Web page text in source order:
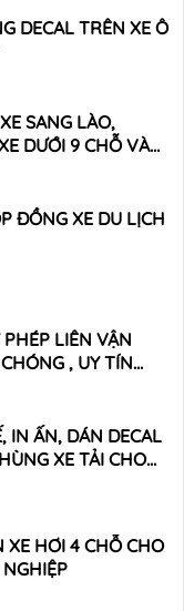
DECAL TRÊN XE Ô
SANG LÀO,
DƯỚI 9 CHỖ VÀ
ĐỒNG XE DU LỊCH
PHÉP LIÊN VẬN
, UY TÍN
IN ẤN, DÁN DECAL
XE TẢI CHO
XE HƠI 4 CHỖ CHO